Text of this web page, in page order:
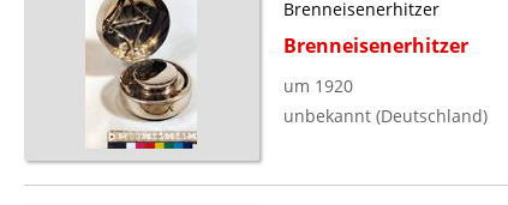
Brenneisenerhitzer
Brenneisenerhitzer
um 1920
unbekannt (Deutschland)